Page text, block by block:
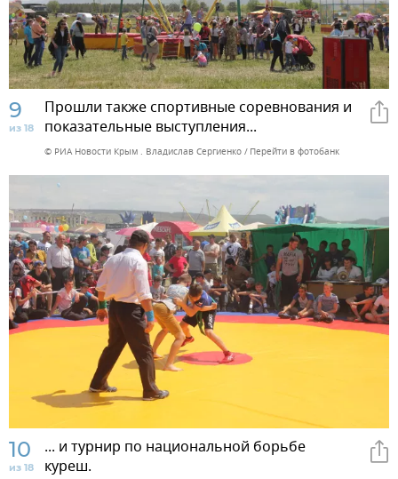
9
из 18
Прошли также спортивные соревнования и
показательные выступления...
© РИА Новости Крым . Владислав Сергиенко Перейти в фотобанк
10
из 18
... и турнир по национальной борьбе
куреш.